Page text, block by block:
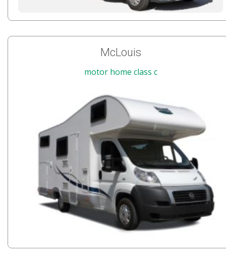
McLouis
motor home class c